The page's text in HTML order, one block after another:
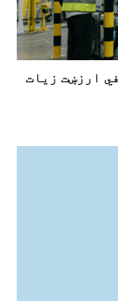
ارزښت زيات